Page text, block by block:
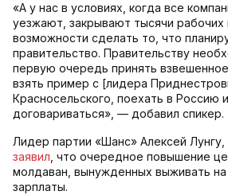
«А у нас в условиях, когда все
уезжают, закрывают тысячи рабочих
возможности сделать то, что
правительство. Правительству
первую очередь принять
взять пример с [лидера
Красносельского, поехать в Россию
договариваться», — добавил спикер.
Лидер партии «Шанс» Алексей Лунгу,
заявил , что очередное повышение
молдаван, вынужденных выживать
зарплаты.